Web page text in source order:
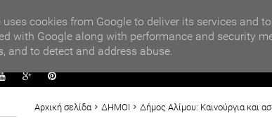
ΑΥΤΟΔΙΟΙΚΗΣΗ
Αρχική σελίδα ΔΗΜΟΙ Δήμος Αλίμου: Kαινούργια και
cookies from Google to deliver its services and
with Google along with performance and security
and to detect and address abuse.